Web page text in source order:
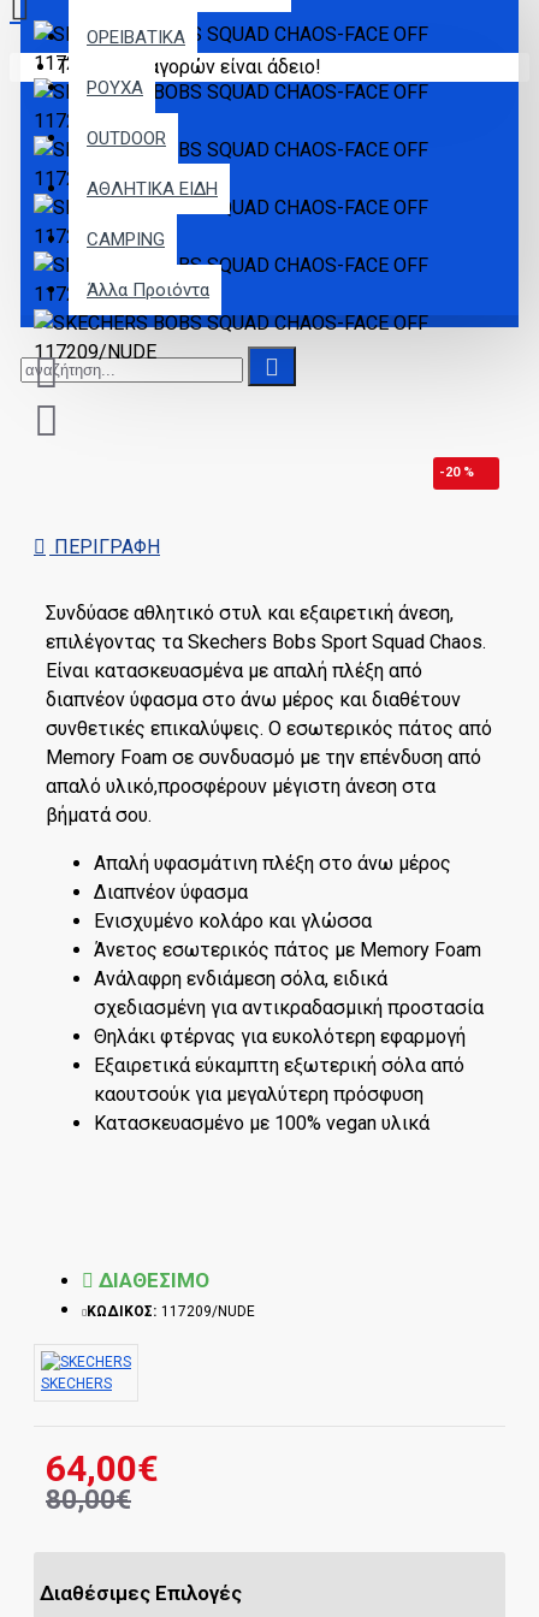
ΟΡΕΙΒΑΤΙΚΑ
ΡΟΥΧΑ
OUTDOOR
ΑΘΛΗΤΙΚΑ ΕΙΔΗ
CAMPING
Άλλα Προιόντα
Το καλάθι αγορών είναι άδειο!
-20 %
ΠΕΡΙΓΡΑΦΉ
Συνδύασε αθλητικό στυλ και εξαιρετική άνεση,
επιλέγοντας τα Skechers Bobs Sport Squad Chaos.
Είναι κατασκευασμένα με απαλή πλέξη από
διαπνέον ύφασμα στο άνω μέρος και διαθέτουν
συνθετικές επικαλύψεις. Ο εσωτερικός πάτος από
Memory Foam σε συνδυασμό με την επένδυση από
απαλό υλικό,προσφέρουν μέγιστη άνεση στα
βήματά σου.
Απαλή υφασμάτινη πλέξη στο άνω μέρος
Διαπνέον ύφασμα
Ενισχυμένο κολάρο και γλώσσα
Άνετος εσωτερικός πάτος με Memory Foam
Ανάλαφρη ενδιάμεση σόλα, ειδικά
σχεδιασμένη για αντικραδασμική προστασία
Θηλάκι φτέρνας για ευκολότερη εφαρμογή
Εξαιρετικά εύκαμπτη εξωτερική σόλα από
καουτσούκ για μεγαλύτερη πρόσφυση
Κατασκευασμένο με 100% vegan υλικά
64,00€
80,00€
ΔΙΑΘΕΣΙΜΟ
ΚΩΔΙΚΟΣ: 117209/NUDE
SKECHERS
Διαθέσιμες Επιλογές